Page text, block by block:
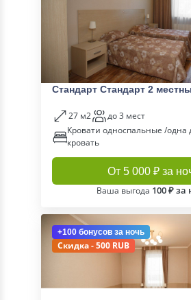
Стандарт Стандарт 2
27 м2
до 3 мест
Кровати односпальные /одна
кровать
От 5 000 ₽ за
Ваша выгода 100 ₽ за
+100 бонусов за ночь
Скидка - 500 RUB